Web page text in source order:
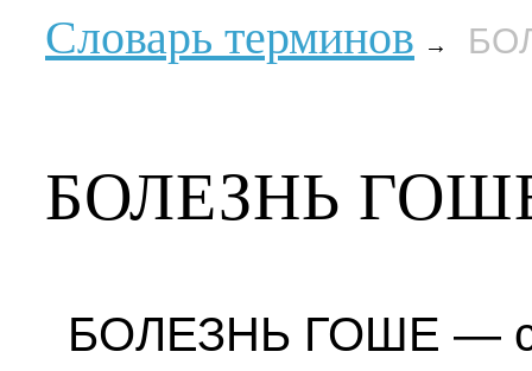
Словарь терминов →
БОЛЕЗНЬ
БОЛЕЗНЬ ГОШЕ —